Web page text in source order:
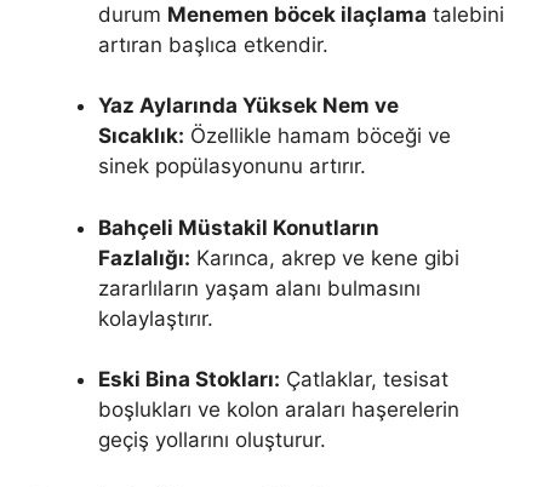
durum Menemen böcek ilaçlama talebini
artıran başlıca etkendir.
Yaz Aylarında Yüksek Nem ve
Sıcaklık: Özellikle hamam böceği ve
sinek popülasyonunu artırır.
Bahçeli Müstakil Konutların
Fazlalığı: Karınca, akrep ve kene gibi
zararlıların yaşam alanı bulmasını
kolaylaştırır.
Eski Bina Stokları: Çatlaklar, tesisat
boşlukları ve kolon araları haşerelerin
geçiş yollarını oluşturur.